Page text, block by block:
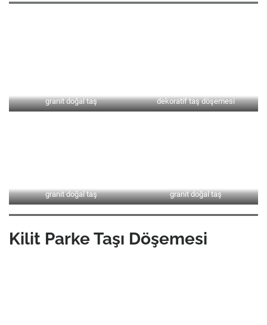
granit doğal taş dekoratif taş döşemesi
granit doğal taş granit doğal taş
Kilit Parke Taşı Döşemesi